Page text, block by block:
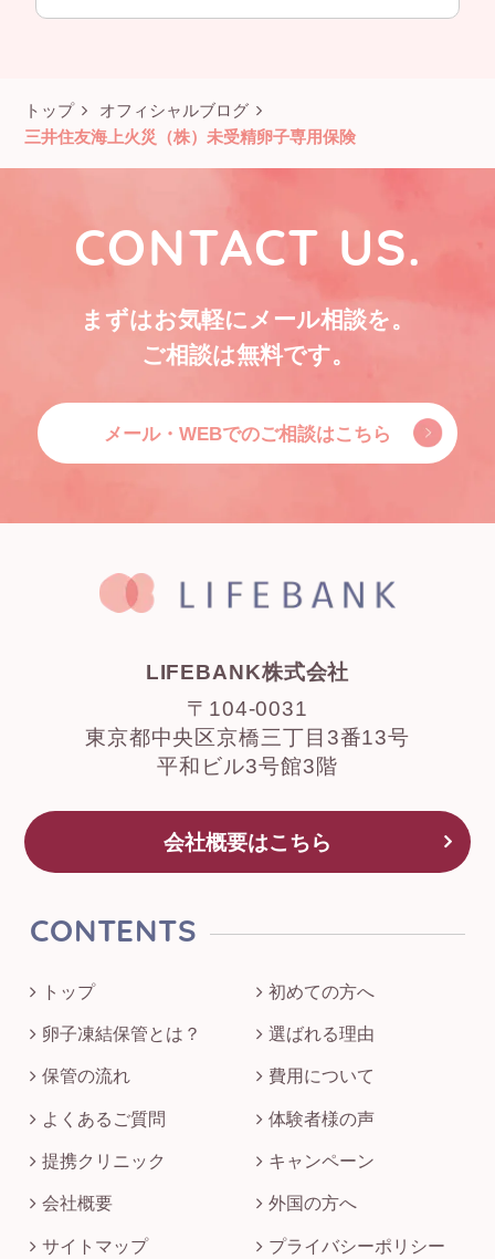
トップ
オフィシャルブログ
三井住友海上火災（株）未受精卵子専用保険
CONTACT US.
まずはお気軽にメール相談を。
ご相談は無料です。
メール・WEBでのご相談はこちら
LIFEBANK株式会社
〒104-0031
東京都中央区京橋三丁目3番13号
平和ビル3号館3階
会社概要はこちら
CONTENTS
トップ 初めての方へ
卵子凍結保管とは？ 選ばれる理由
保管の流れ 費用について
よくあるご質問 体験者様の声
提携クリニック キャンペーン
会社概要 外国の方へ
サイトマップ プライバシーポリシー